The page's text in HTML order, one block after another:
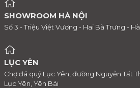
SHOWROOM HÀ NỘI
Số 3 - Triệu Việt Vương - Hai Bà Trưng -
LỤC YÊN
Chợ đá quý Lục Yên, đường Nguyễn Tất
Lục Yên, Yên Bái